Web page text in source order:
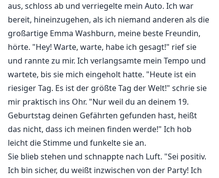
aus, schloss ab und verriegelte mein Auto. Ich war
bereit, hineinzugehen, als ich niemand anderen als die
großartige Emma Washburn, meine beste Freundin,
hörte. "Hey! Warte, warte, habe ich gesagt!" rief sie
und rannte zu mir. Ich verlangsamte mein Tempo und
wartete, bis sie mich eingeholt hatte. "Heute ist ein
riesiger Tag. Es ist der größte Tag der Welt!" schrie sie
mir praktisch ins Ohr. "Nur weil du an deinem 19.
Geburtstag deinen Gefährten gefunden hast, heißt
das nicht, dass ich meinen finden werde!" Ich hob
leicht die Stimme und funkelte sie an.
Sie blieb stehen und schnappte nach Luft. "Sei positiv.
Ich bin sicher, du weißt inzwischen von der Party! Ich